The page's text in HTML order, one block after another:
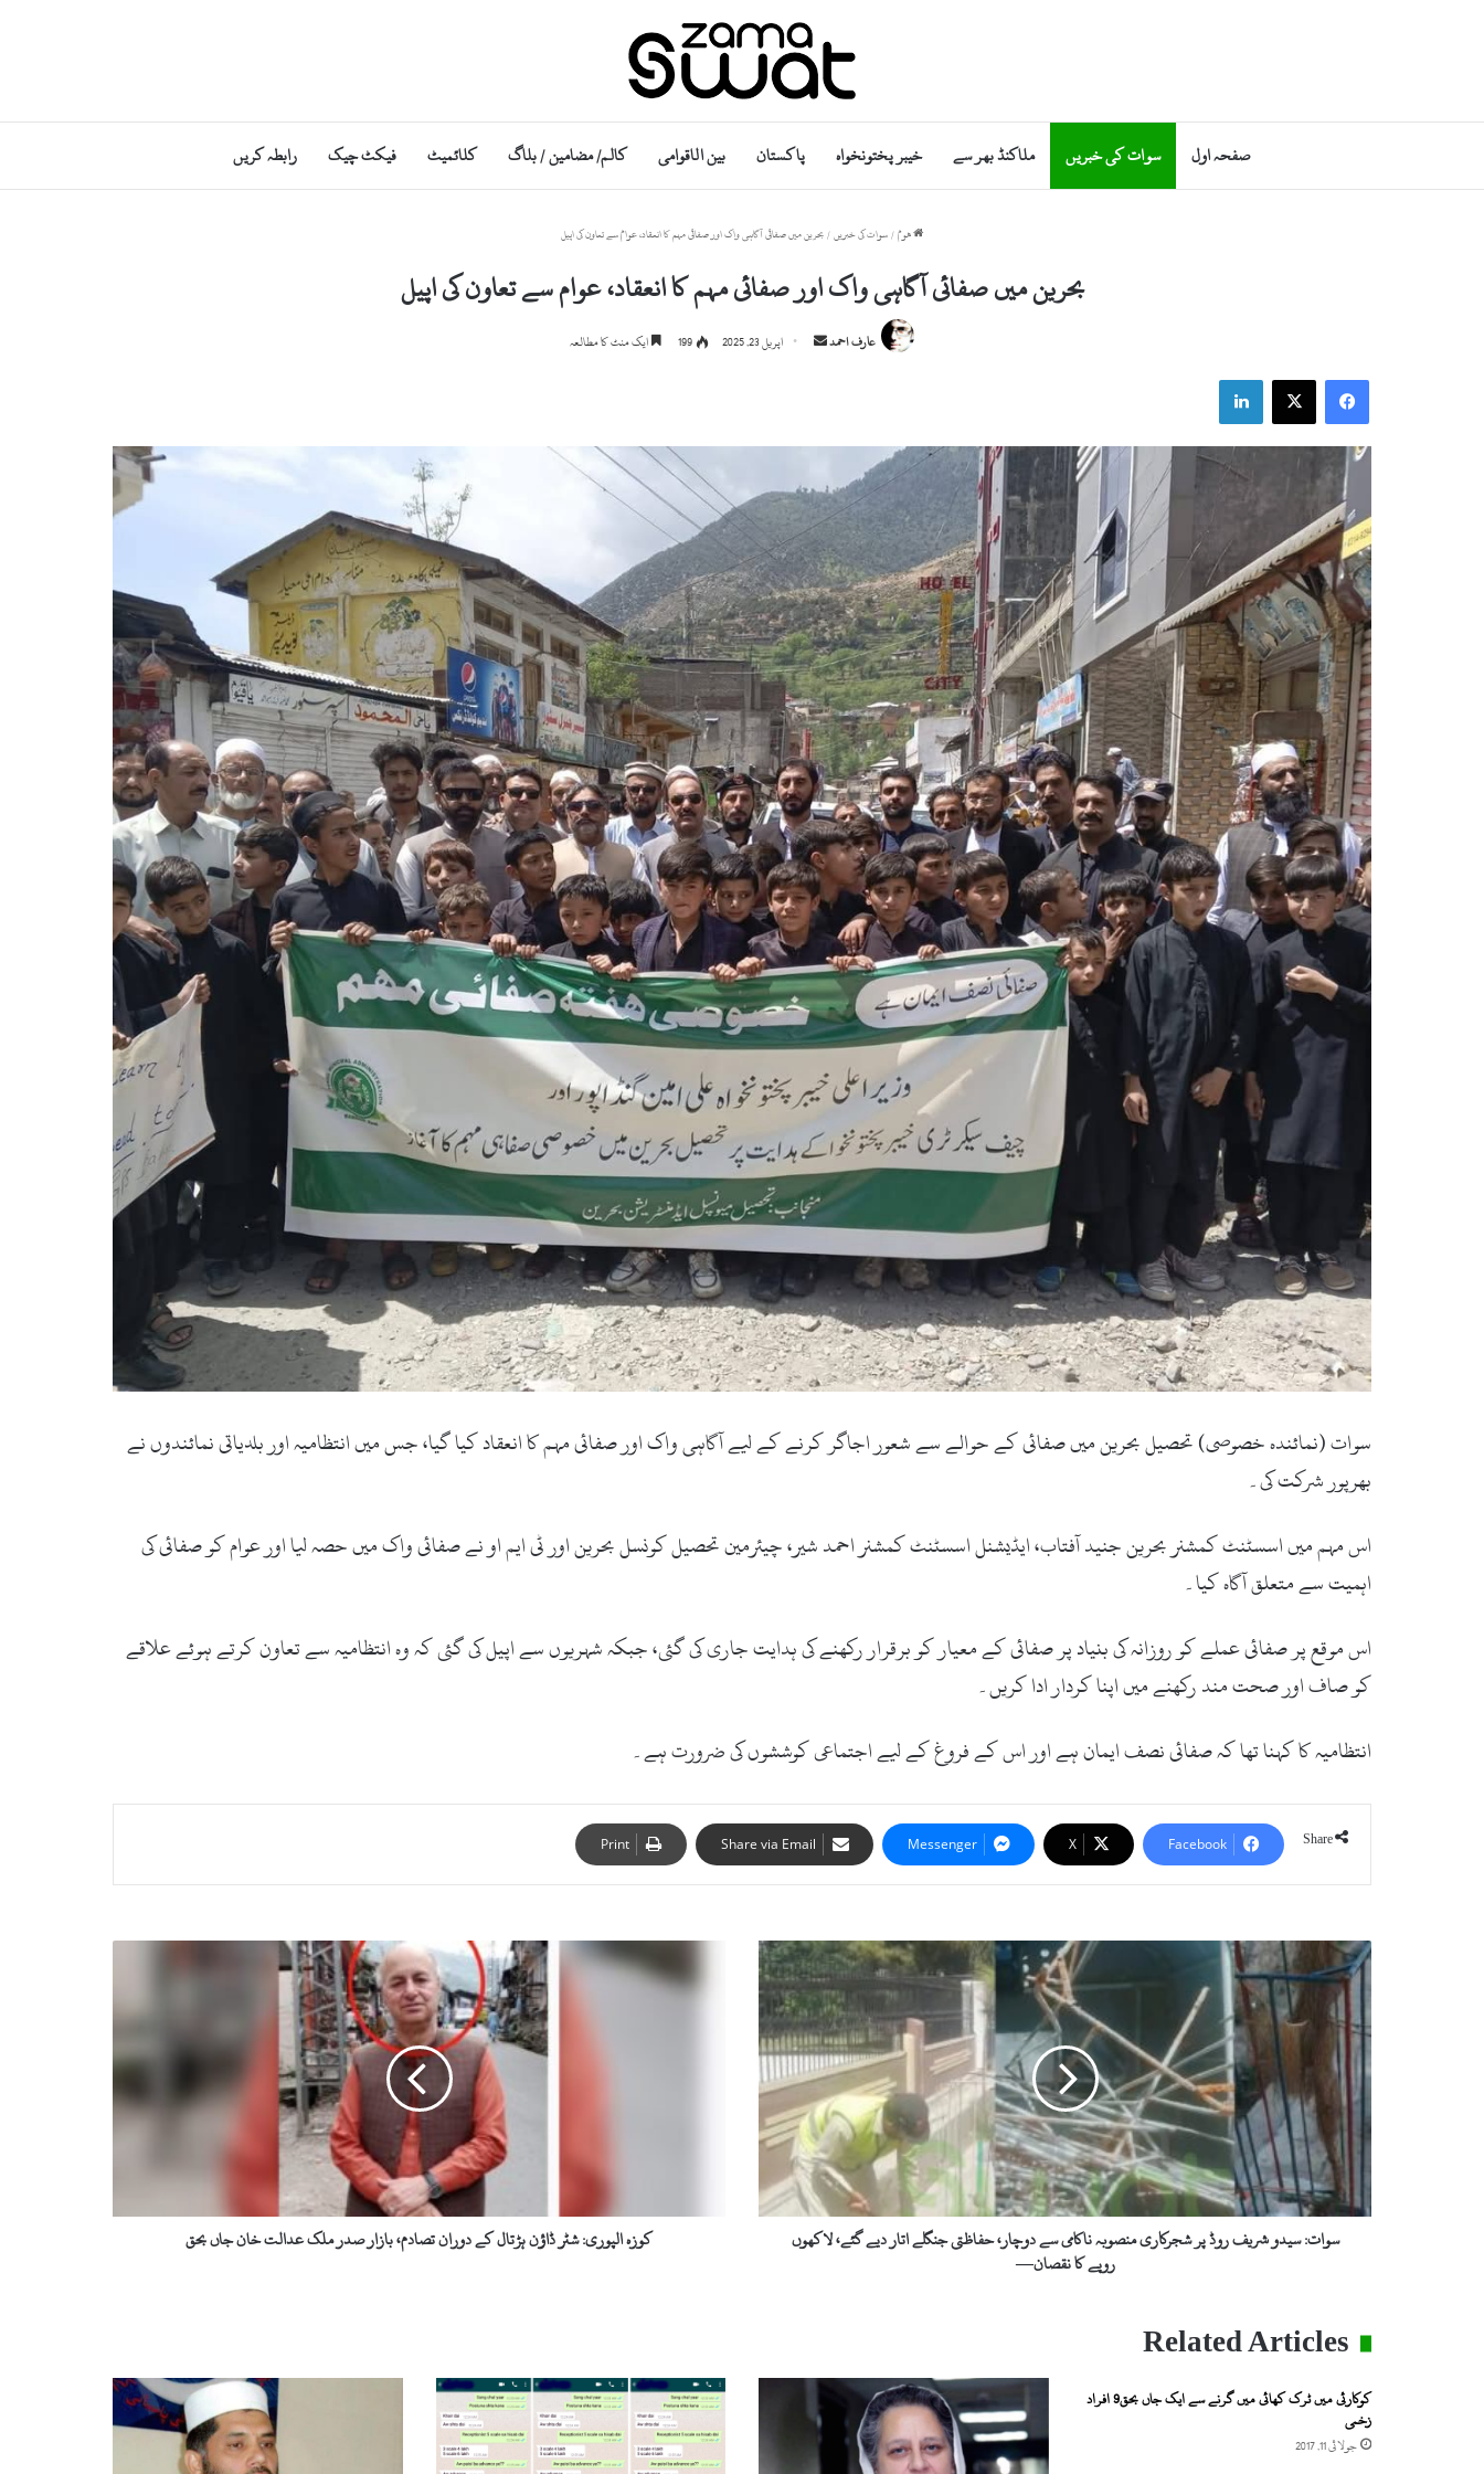
صفحہ اول سوات کی خبریں ملاکنڈ بھر سے خیبر پختونخواہ پاکستان بین الاقوامی کالم/ مضامین / بلاگ کلائمیٹ فیکٹ چیک رابطہ کریں
ھوم/سوات کی خبریں/بحرین میں صفائی آگاہی واک اور صفائی مہم کا انعقاد، عوام سے تعاون کی اپیل
بحرین میں صفائی آگاہی واک اور صفائی مہم کا انعقاد، عوام سے تعاون کی اپیل
عارف احمد
Send اپریل 23, 2025 199 ایک منٹ کا مطالعہ
Facebook
X
LinkedIn
سوات (نمائندہ خصوصی) تحصیل بحرین میں صفائی کے حوالے سے شعور اجاگر کرنے کے لیے آگاہی واک اور صفائی مہم کا انعقاد کیا گیا، جس میں انتظامیہ اور بلدیاتی نمائندوں نے
بھرپور شرکت کی۔
اس مہم میں اسسٹنٹ کمشنر بحرین جنید آفتاب، ایڈیشنل اسسٹنٹ کمشنر احمد شیر، چیئرمین تحصیل کونسل بحرین اور ٹی ایم او نے صفائی واک میں حصہ لیا اور عوام کو صفائی کی
اہمیت سے متعلق آگاہ کیا۔
اس موقع پر صفائی عملے کو روزانہ کی بنیاد پر صفائی کے معیار کو برقرار رکھنے کی ہدایت جاری کی گئی، جبکہ شہریوں سے اپیل کی گئی کہ وہ انتظامیہ سے تعاون کرتے ہوئے علاقے
کو صاف اور صحت مند رکھنے میں اپنا کردار ادا کریں۔
انتظامیہ کا کہنا تھا کہ صفائی نصف ایمان ہے اور اس کے فروغ کے لیے اجتماعی کوششوں کی ضرورت ہے۔
Share
Facebook
X
Messenger
Share via Email
Print
سوات:
سیدو
شریف
روڈ
پر
شجرکاری
منصوبہ
ناکامی
سے
دوچار،
حفاظتی
جنگلے
اتار
کا
—
سوات: سیدو شریف روڈ پر شجرکاری منصوبہ ناکامی سے دوچار، حفاظتی جنگلے اتار دیے گئے، لاکھوں
روپے کا نقصان—
کوزہ
الپوری:
شٹر
خان کوزہ الپوری: شٹر ڈاؤن ہڑتال کے دوران تصادم، بازار صدر ملک عدالت خان جاں بحق
Related Articles
کوکارئی میں ٹرک کھائی میں گرنے سے ایک جاں بحق9 افراد
زخمی
جولائی 11, 2017